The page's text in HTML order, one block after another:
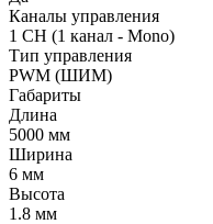
Каналы управления
1 CH (1 канал - Mono)
Тип управления
PWM (ШИМ)
Габариты
Длина
5000 мм
Ширина
6 мм
Высота
1.8 мм